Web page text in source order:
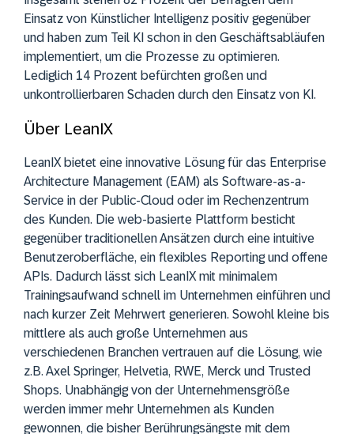
Einsatz von Künstlicher Intelligenz positiv gegenüber
und haben zum Teil KI schon in den Geschäftsabläufen
implementiert, um die Prozesse zu optimieren.
Lediglich 14 Prozent befürchten großen und
unkontrollierbaren Schaden durch den Einsatz von KI.
Über LeanIX
LeanIX bietet eine innovative Lösung für das Enterprise
Architecture Management (EAM) als Software-as-a-
Service in der Public-Cloud oder im Rechenzentrum
des Kunden. Die web-basierte Plattform besticht
gegenüber traditionellen Ansätzen durch eine intuitive
Benutzeroberfläche, ein flexibles Reporting und offene
APIs. Dadurch lässt sich LeanIX mit minimalem
Trainingsaufwand schnell im Unternehmen einführen und
nach kurzer Zeit Mehrwert generieren. Sowohl kleine bis
mittlere als auch große Unternehmen aus
verschiedenen Branchen vertrauen auf die Lösung, wie
z.B. Axel Springer, Helvetia, RWE, Merck und Trusted
Shops. Unabhängig von der Unternehmensgröße
werden immer mehr Unternehmen als Kunden
gewonnen, die bisher Berührungsängste mit dem